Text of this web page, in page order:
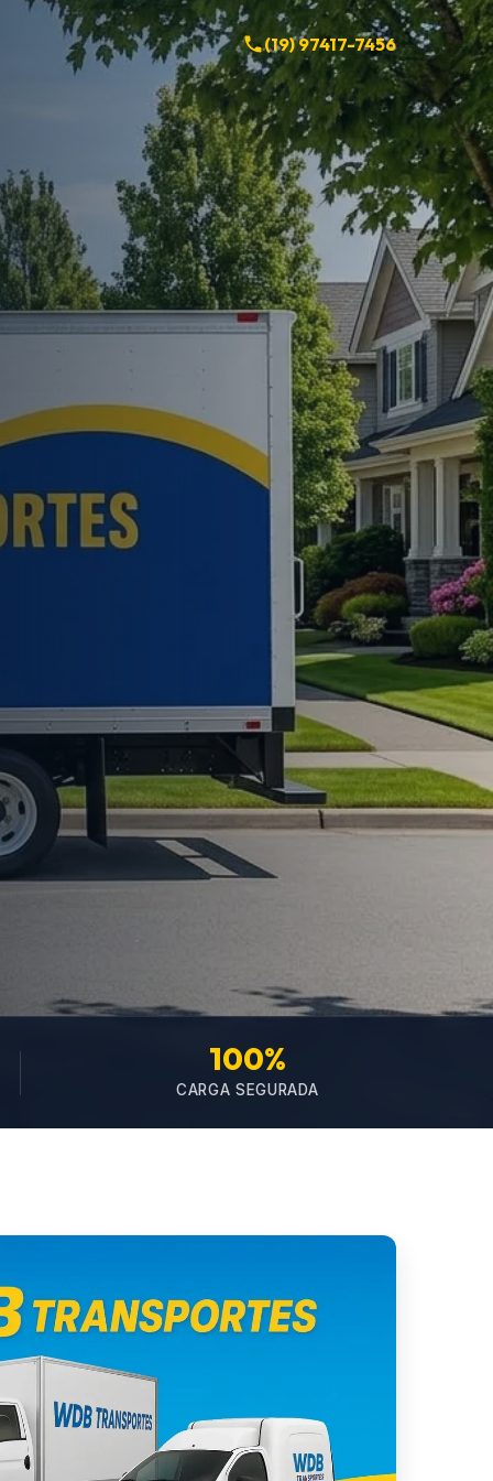
(19) 97417-7456
100%
CARGA SEGURADA